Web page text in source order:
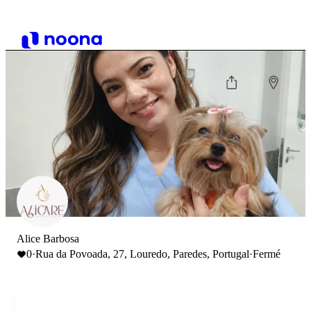
Alice Barbosa
0·Rua da Povoada, 27, Louredo, Paredes, Portugal·Fermé